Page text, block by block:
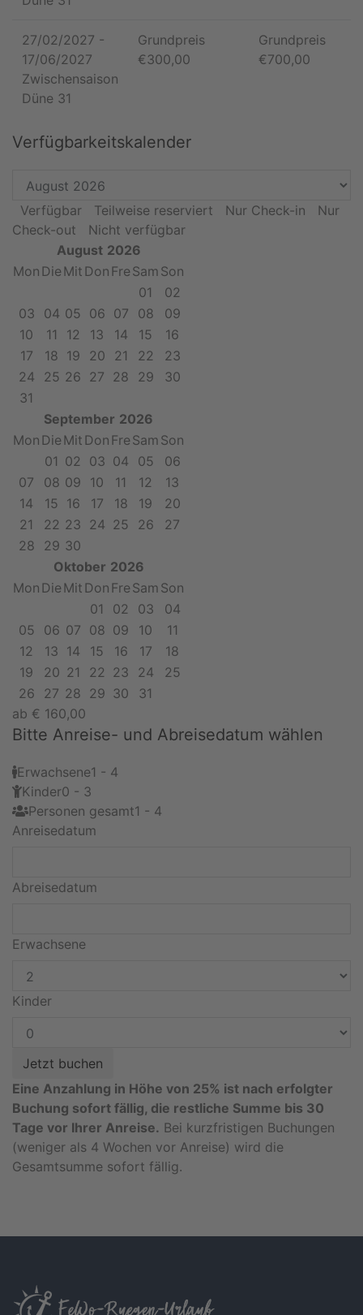
27/02/2027 -
17/06/2027
Zwischensaison
Düne 31
Grundpreis
€300,00
Grundpreis
€700,00
Verfügbarkeitskalender
Verfügbar Teilweise reserviert Nur Check-in
Nur
Check-out
Nicht verfügbar
August 2026
Mon DieMit Don FreSam Son
01
02
03
04 05 06 07 08
09
10
11 12 13 14 15
16
17
18 19 20 21 22
23
24
25 26 27 28 29
30
31
September 2026
Mon DieMit Don FreSam Son
01 02 03 04 05
06
07
08 09 10 11 12
13
14
15 16 17 18 19
20
21
22 23 24 25 26
27
28
29 30
Oktober 2026
Mon DieMit Don FreSam Son
01
02 03
04
05
06 07 08 09 10
11
12
13 14 15 16 17
18
19
20 21 22 23 24
25
26
27 28 29 30
31
ab € 160,00
Bitte Anreise- und Abreisedatum wählen
Erwachsene1 - 4
Kinder0 - 3
Personen gesamt1 - 4
Anreisedatum
Abreisedatum
Erwachsene
Kinder
Eine Anzahlung in Höhe von 25% ist nach erfolgter
Buchung sofort fällig, die restliche Summe bis 30
Tage vor Ihrer Anreise. Bei kurzfristigen Buchungen
(weniger als 4 Wochen vor Anreise) wird die
Gesamtsumme sofort fällig.